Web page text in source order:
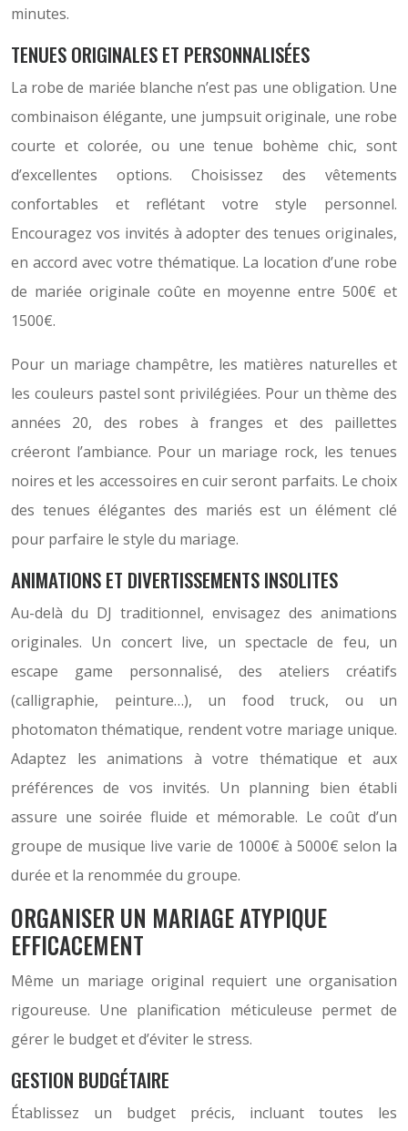
minutes.
TENUES ORIGINALES ET PERSONNALISÉES
La robe de mariée blanche n’est pas une obligation. Une
combinaison élégante, une jumpsuit originale, une robe
courte et colorée, ou une tenue bohème chic, sont
d’excellentes options. Choisissez des vêtements
confortables et reflétant votre style personnel.
Encouragez vos invités à adopter des tenues originales,
en accord avec votre thématique. La location d’une robe
de mariée originale coûte en moyenne entre 500€ et
1500€.
Pour un mariage champêtre, les matières naturelles et
les couleurs pastel sont privilégiées. Pour un thème des
années 20, des robes à franges et des paillettes
créeront l’ambiance. Pour un mariage rock, les tenues
noires et les accessoires en cuir seront parfaits. Le choix
des tenues élégantes des mariés est un élément clé
pour parfaire le style du mariage.
ANIMATIONS ET DIVERTISSEMENTS INSOLITES
Au-delà du DJ traditionnel, envisagez des animations
originales. Un concert live, un spectacle de feu, un
escape game personnalisé, des ateliers créatifs
(calligraphie, peinture…), un food truck, ou un
photomaton thématique, rendent votre mariage unique.
Adaptez les animations à votre thématique et aux
préférences de vos invités. Un planning bien établi
assure une soirée fluide et mémorable. Le coût d’un
groupe de musique live varie de 1000€ à 5000€ selon la
durée et la renommée du groupe.
ORGANISER UN MARIAGE ATYPIQUE
EFFICACEMENT
Même un mariage original requiert une organisation
rigoureuse. Une planification méticuleuse permet de
gérer le budget et d’éviter le stress.
GESTION BUDGÉTAIRE
Établissez un budget précis, incluant toutes les